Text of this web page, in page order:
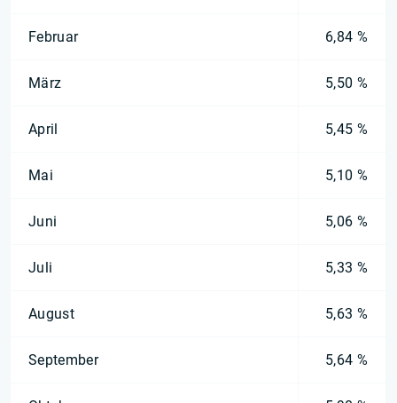
Februar 6,84 %
März 5,50 %
April 5,45 %
Mai 5,10 %
Juni 5,06 %
Juli 5,33 %
August 5,63 %
September 5,64 %